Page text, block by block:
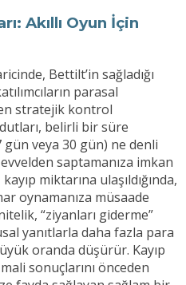
Akıllı Oyun İçin
Bettilt’in sağladığı
parasal
stratejik kontrol
belirli bir süre
gün veya 30 gün) ne denli
saptamanıza imkan
miktarına ulaşıldığında,
oynamanıza müsaade
“ziyanları giderme”
yanıtlarla daha fazla para
oranda düşürür. Kayıp
sonuçlarını önceden